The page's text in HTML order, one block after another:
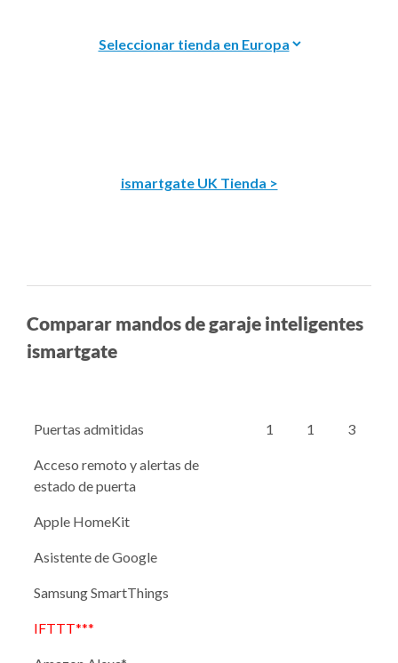
ismartgate UK Tienda >
Comparar mandos de garaje inteligentes
ismartgate
Puertas admitidas 1 1 3
Acceso remoto y alertas de
estado de puerta
Apple HomeKit
Asistente de Google
Samsung SmartThings
IFTTT***